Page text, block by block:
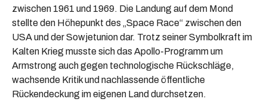
zwischen 1961 und 1969. Die Landung auf dem Mond
stellte den Höhepunkt des „Space Race“ zwischen den
USA und der Sowjetunion dar. Trotz seiner Symbolkraft im
Kalten Krieg musste sich das Apollo-Programm um
Armstrong auch gegen technologische Rückschläge,
wachsende Kritik und nachlassende öffentliche
Rückendeckung im eigenen Land durchsetzen.